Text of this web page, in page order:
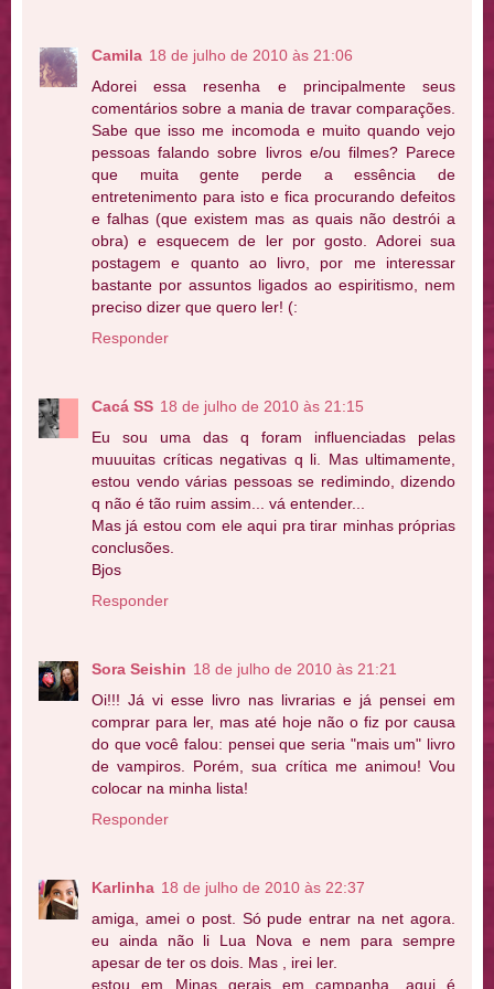
Camila 18 de julho de 2010 às 21:06
Adorei essa resenha e principalmente seus
comentários sobre a mania de travar comparações.
Sabe que isso me incomoda e muito quando vejo
pessoas falando sobre livros e/ou filmes? Parece
que muita gente perde a essência de
entretenimento para isto e fica procurando defeitos
e falhas (que existem mas as quais não destrói a
obra) e esquecem de ler por gosto. Adorei sua
postagem e quanto ao livro, por me interessar
bastante por assuntos ligados ao espiritismo, nem
preciso dizer que quero ler! (:
Responder
Cacá SS 18 de julho de 2010 às 21:15
Eu sou uma das q foram influenciadas pelas
muuuitas críticas negativas q li. Mas ultimamente,
estou vendo várias pessoas se redimindo, dizendo
q não é tão ruim assim... vá entender...
Mas já estou com ele aqui pra tirar minhas próprias
conclusões.
Bjos
Responder
Sora Seishin 18 de julho de 2010 às 21:21
Oi!!! Já vi esse livro nas livrarias e já pensei em
comprar para ler, mas até hoje não o fiz por causa
do que você falou: pensei que seria "mais um" livro
de vampiros. Porém, sua crítica me animou! Vou
colocar na minha lista!
Responder
Karlinha 18 de julho de 2010 às 22:37
amiga, amei o post. Só pude entrar na net agora.
eu ainda não li Lua Nova e nem para sempre
apesar de ter os dois. Mas , irei ler.
estou em Minas gerais em campanha. aqui é